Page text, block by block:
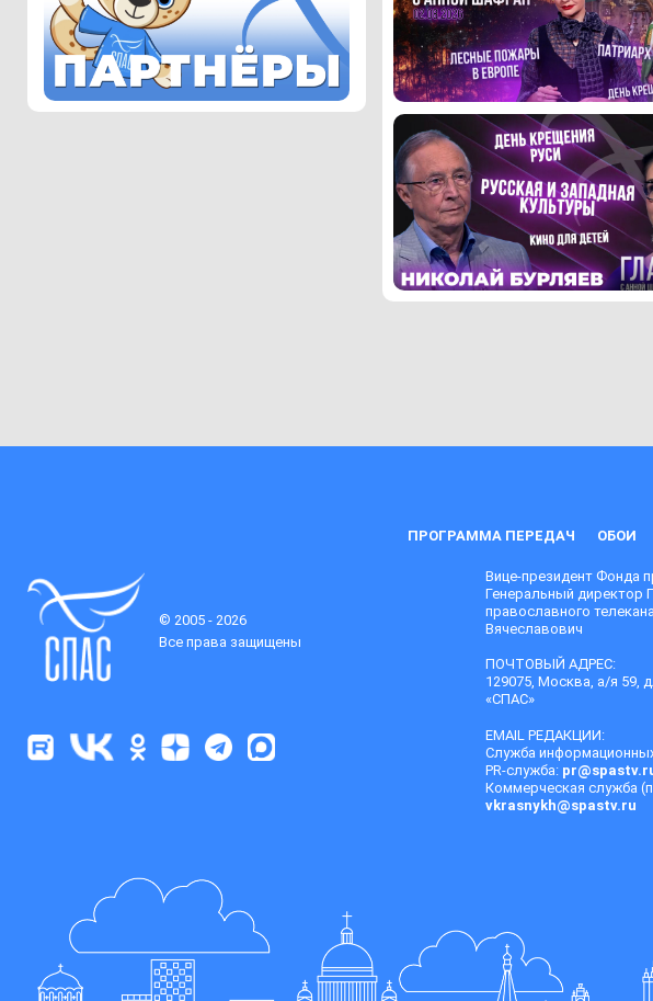
ПРОГРАММА ПЕРЕДАЧ ОБОИ
© 2005 - 2026
Все права защищены
Вице-президент Фонда
Генеральный директор
православного
Вячеславович
ПОЧТОВЫЙ АДРЕС:
129075, Москва, а/я 59,
«СПАС»
EMAIL РЕДАКЦИИ:
Служба
PR-служба:
Коммерческая служба
vkrasnykh@spastv.ru